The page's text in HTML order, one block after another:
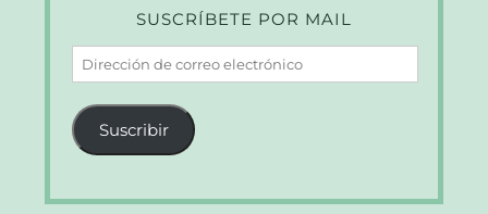
SUSCRÍBETE POR MAIL
Dirección
de
correo
electrónico
Suscribir